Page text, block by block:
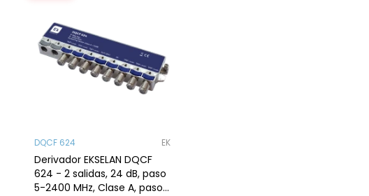
DQCF 624 EK
Derivador EKSELAN DQCF
624 - 2 salidas, 24 dB, paso
5-2400 MHz, Clase A, paso